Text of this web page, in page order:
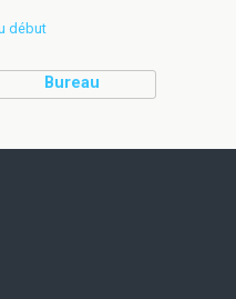
début
Bureau